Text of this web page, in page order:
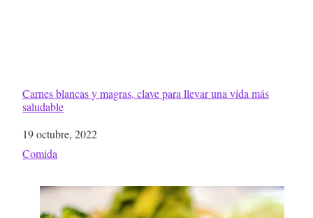
Carnes blancas y magras, clave para llevar una vida más
saludable
Fecha
19 octubre, 2022
Respecto a
Comida